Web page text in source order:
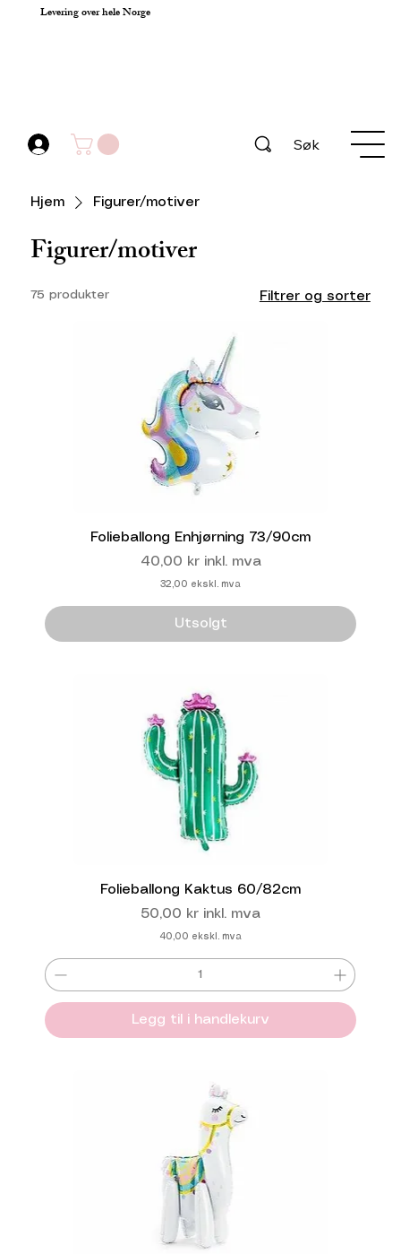
Levering over hele Norge
Søk
Hjem Figurer/motiver
Figurer/motiver
75 produkter Filtrer og sorter
Folieballong Enhjørning 73/90cm
Pris
40,00 kr inkl. mva
32,00 ekskl. mva
Utsolgt
Folieballong Kaktus 60/82cm
Pris
50,00 kr inkl. mva
40,00 ekskl. mva
Legg til i handlekurv